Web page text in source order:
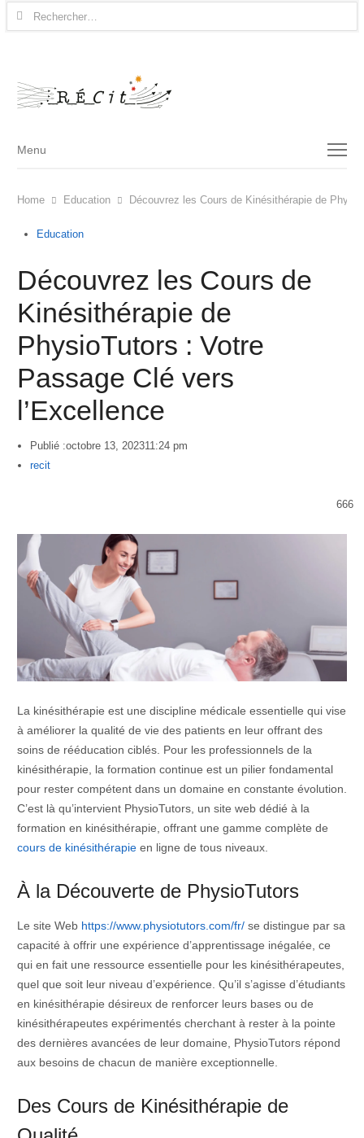
Rechercher :
Menu
Menu
Home Education Découvrez les Cours de Kinésithérapie de
Education
Découvrez les Cours de
Kinésithérapie de
PhysioTutors : Votre
Passage Clé vers
l’Excellence
Publié :octobre 13, 202311:24 pm
Author
recit
666
La kinésithérapie est une discipline médicale essentielle qui vise
à améliorer la qualité de vie des patients en leur offrant des
soins de rééducation ciblés. Pour les professionnels de la
kinésithérapie, la formation continue est un pilier fondamental
pour rester compétent dans un domaine en constante évolution.
C’est là qu’intervient PhysioTutors, un site web dédié à la
formation en kinésithérapie, offrant une gamme complète de
cours de kinésithérapieen ligne de tous niveaux.
À la Découverte de PhysioTutors
Le site Web https://www.physiotutors.com/fr/se distingue par sa
capacité à offrir une expérience d’apprentissage inégalée, ce
qui en fait une ressource essentielle pour les kinésithérapeutes,
quel que soit leur niveau d’expérience. Qu’il s’agisse d’étudiants
en kinésithérapie désireux de renforcer leurs bases ou de
kinésithérapeutes expérimentés cherchant à rester à la pointe
des dernières avancées de leur domaine, PhysioTutors répond
aux besoins de chacun de manière exceptionnelle.
Des Cours de Kinésithérapie de